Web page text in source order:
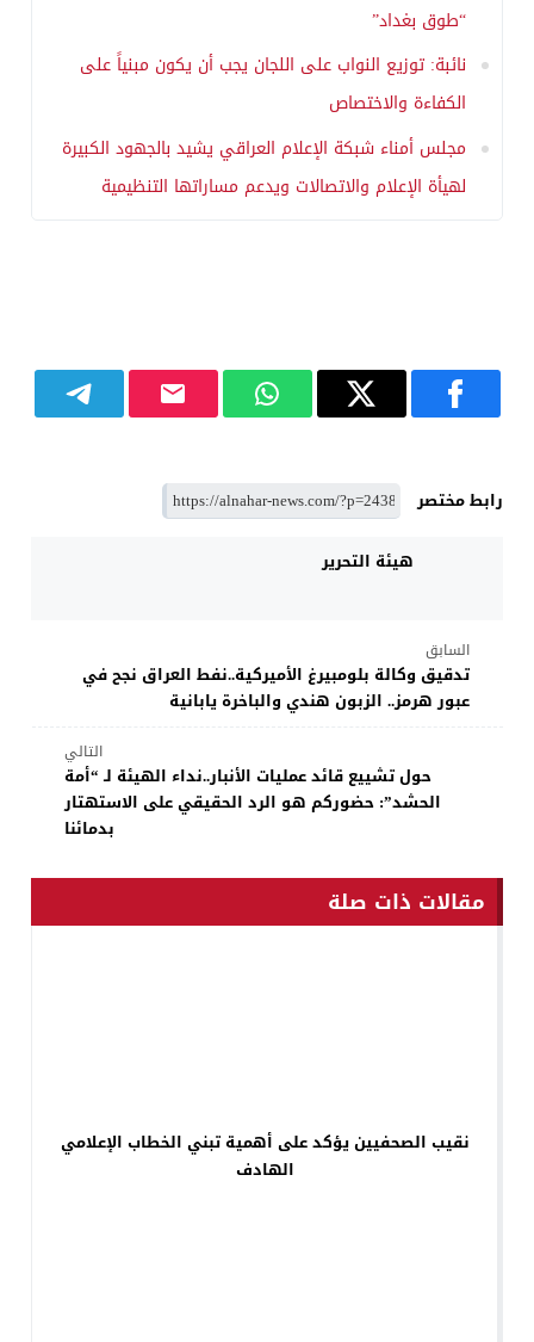
“طوق بغداد”
نائبة: توزيع النواب على اللجان يجب أن يكون مبنياً على
الكفاءة والاختصاص
مجلس أمناء شبكة الإعلام العراقي يشيد بالجهود الكبيرة
لهيأة الإعلام والاتصالات ويدعم مساراتها التنظيمية
رابط مختصر
هيئة التحرير
السابق
تدقيق وكالة بلومبيرغ الأميركية..نفط العراق نجح في
عبور هرمز.. الزبون هندي والباخرة يابانية
التالي
حول تشييع قائد عمليات الأنبار..نداء الهيئة لـ “أمة
الحشد”: حضوركم هو الرد الحقيقي على الاستهتار
بدمائنا
مقالات ذات صلة
نقيب الصحفيين يؤكد على أهمية تبني الخطاب الإعلامي
الهادف